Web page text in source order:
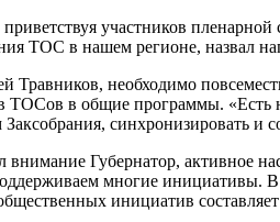
приветствуя участников
ТОС в нашем регионе, назвал
Травников, необходимо
ТОСов в общие программы. «Есть
Заксобрания, синхронизировать
Губернатор, активное
многие инициативы.
инициатив